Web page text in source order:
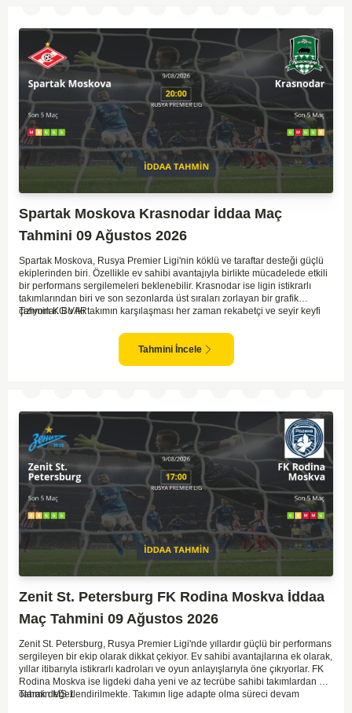
Spartak Moskova Krasnodar İddaa Maç
Tahmini 09 Ağustos 2026
Spartak Moskova, Rusya Premier Ligi'nin köklü ve taraftar desteği güçlü
ekiplerinden biri. Özellikle ev sahibi avantajıyla birlikte mücadelede etkili
bir performans sergilemeleri beklenebilir. Krasnodar ise ligin istikrarlı
takımlarından biri ve son sezonlarda üst sıraları zorlayan bir grafik
çiziyorlar. Bu iki takımın karşılaşması her zaman rekabetçi ve seyir keyfi
çevirebilecek unsurlar barındırıyor. İki takımın geçmiş karşılaşmalarında
gol bulmakta zorlanmadıkları düşünülürse, bu maçta da her iki ekip gol
Tahmin KG VAR
Tahmini İncele
Zenit St. Petersburg FK Rodina Moskva İddaa
Maç Tahmini 09 Ağustos 2026
Zenit St. Petersburg, Rusya Premier Ligi'nde yıllardır güçlü bir performans
sergileyen bir ekip olarak dikkat çekiyor. Ev sahibi avantajlarına ek olarak,
yıllar itibarıyla istikrarlı kadroları ve oyun anlayışlarıyla öne çıkıyorlar. FK
Rodina Moskva ise ligdeki daha yeni ve az tecrübe sahibi takımlardan biri
olarak değerlendirilmekte. Takımın lige adapte olma süreci devam
Tahmin MS 1